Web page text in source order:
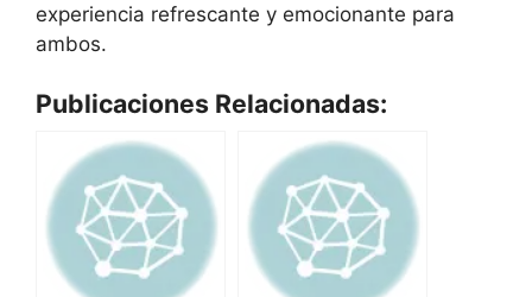
experiencia refrescante y emocionante para
ambos.
Publicaciones Relacionadas: